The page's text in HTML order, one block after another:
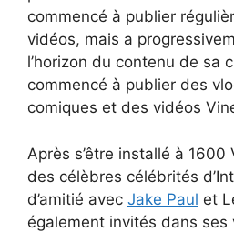
commencé à publier
vidéos, mais a
l’horizon du contenu de sa
commencé à publier des
comiques et des vidéos
Après s’être installé à
des célèbres célébrités
d’amitié avec Jake Paul et
également invités dans